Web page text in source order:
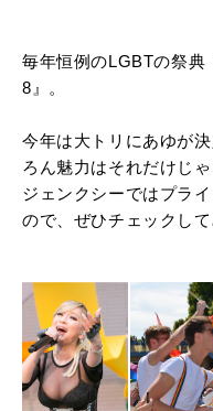
毎年恒例のLGBTの祭典
8』。
今年は大トリにあゆが
ろん魅力はそれだけじゃ
ジェンクシーではプラ
ので、ぜひチェックして